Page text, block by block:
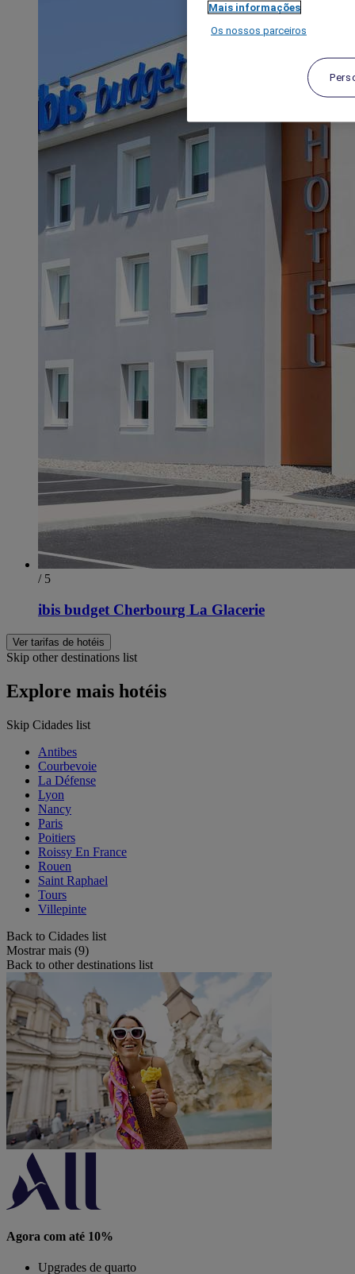
/ 5
ibis budget Cherbourg La Glacerie
Ver tarifas de hotéis
Skip other destinations list
Explore mais hotéis
Skip Cidades list
Antibes
Courbevoie
La Défense
Lyon
Nancy
Paris
Poitiers
Roissy En France
Rouen
Saint Raphael
Tours
Villepinte
Back to Cidades list
Mostrar mais (9)
Back to other destinations list
Agora com até 10%
Upgrades de quarto
Mais informações
Os nossos parceiros